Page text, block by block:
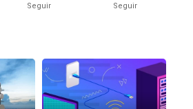
Seguir Seguir